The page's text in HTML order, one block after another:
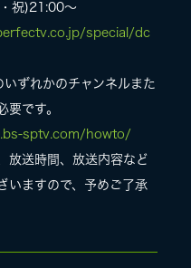
祝)21:00〜
special/dc
ずれかのチャンネルまた
要です。
sptv.com/howto/
放送時間、放送内容など
いますので、予めご了承